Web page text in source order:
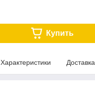
Купить
Характеристики Доставка